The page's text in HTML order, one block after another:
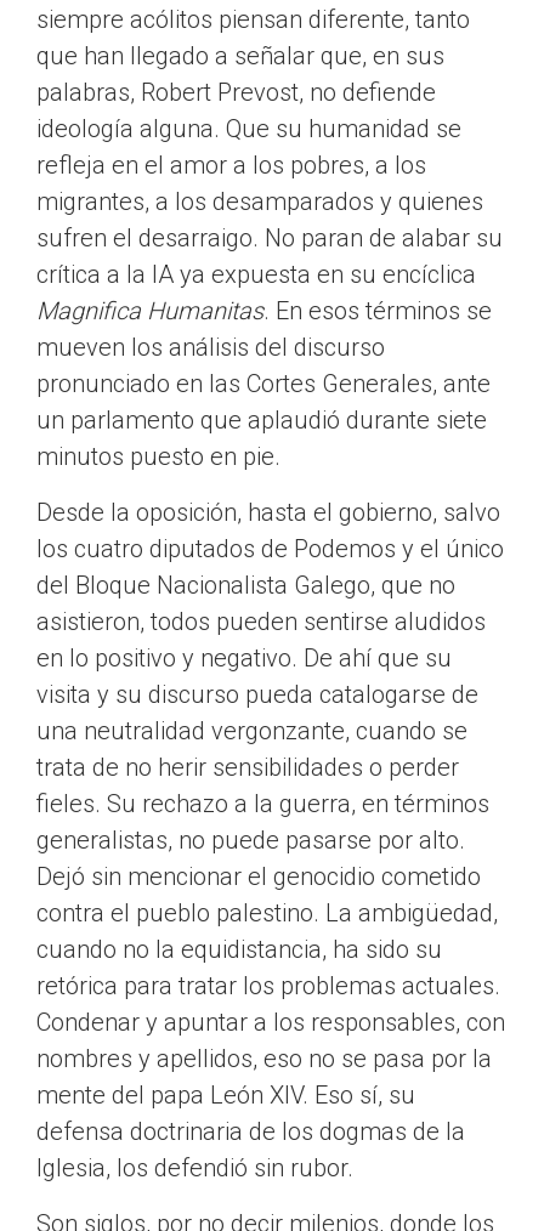
siempre acólitos piensan diferente, tanto
que han llegado a señalar que, en sus
palabras, Robert Prevost, no defiende
ideología alguna. Que su humanidad se
refleja en el amor a los pobres, a los
migrantes, a los desamparados y quienes
sufren el desarraigo. No paran de alabar su
crítica a la IA ya expuesta en su encíclica
Magnifica Humanitas. En esos términos se
mueven los análisis del discurso
pronunciado en las Cortes Generales, ante
un parlamento que aplaudió durante siete
minutos puesto en pie.
Desde la oposición, hasta el gobierno, salvo
los cuatro diputados de Podemos y el único
del Bloque Nacionalista Galego, que no
asistieron, todos pueden sentirse aludidos
en lo positivo y negativo. De ahí que su
visita y su discurso pueda catalogarse de
una neutralidad vergonzante, cuando se
trata de no herir sensibilidades o perder
fieles. Su rechazo a la guerra, en términos
generalistas, no puede pasarse por alto.
Dejó sin mencionar el genocidio cometido
contra el pueblo palestino. La ambigüedad,
cuando no la equidistancia, ha sido su
retórica para tratar los problemas actuales.
Condenar y apuntar a los responsables, con
nombres y apellidos, eso no se pasa por la
mente del papa León XIV. Eso sí, su
defensa doctrinaria de los dogmas de la
Iglesia, los defendió sin rubor.
Son siglos, por no decir milenios, donde los